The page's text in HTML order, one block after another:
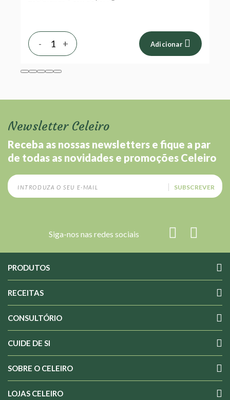
+
- Adicionar
Newsletter Celeiro
Receba as nossas newsletters e fique a par
de todas as novidades e promoções Celeiro
SUBSCREVER
Siga-nos nas redes sociais
PRODUTOS
RECEITAS
CONSULTÓRIO
CUIDE DE SI
SOBRE O CELEIRO
LOJAS CELEIRO